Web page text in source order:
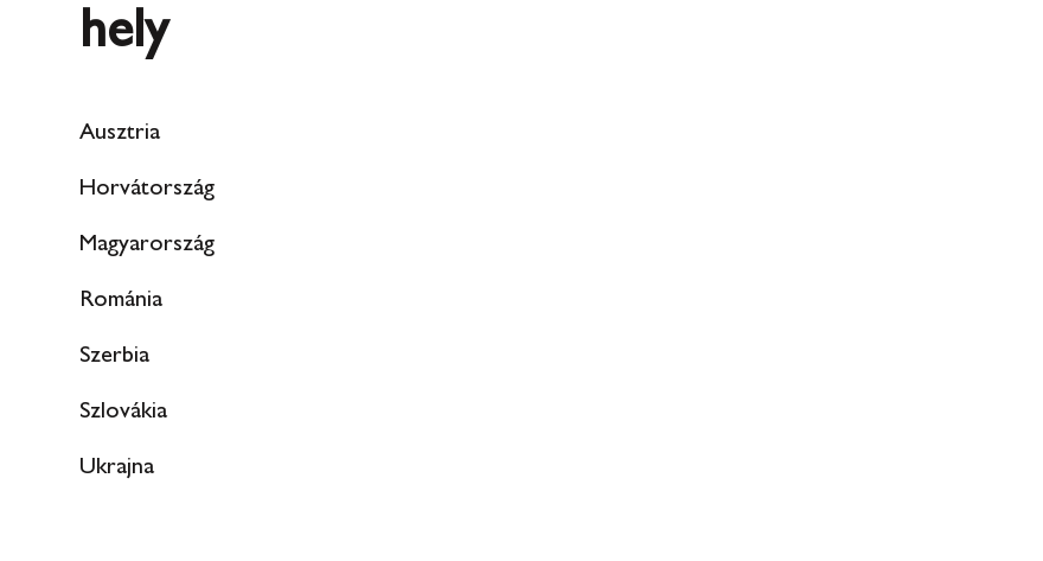
hely
Ausztria
Horvátország
Magyarország
Románia
Szerbia
Szlovákia
Ukrajna